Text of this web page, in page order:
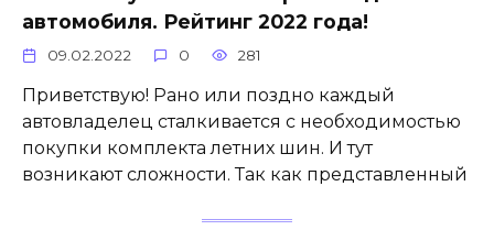
автомобиля. Рейтинг 2022 года!
09.02.2022 0 281
Приветствую! Рано или поздно каждый
автовладелец сталкивается с необходимостью
покупки комплекта летних шин. И тут
возникают сложности. Так как представленный